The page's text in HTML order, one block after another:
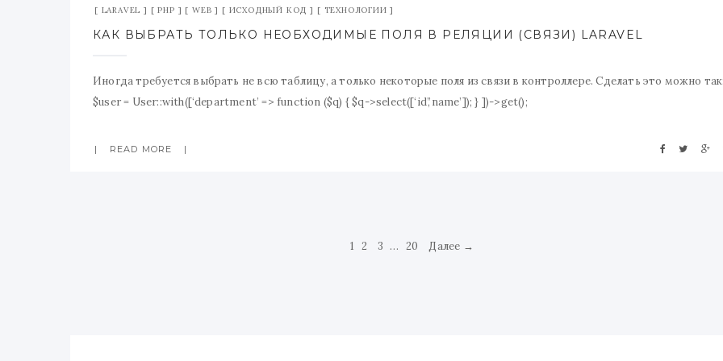
LARAVEL PHP WEB ИСХОДНЫЙ КОД ТЕХНОЛОГИИ
КАК ВЫБРАТЬ ТОЛЬКО НЕОБХОДИМЫЕ ПОЛЯ В РЕЛЯЦИИ (СВЯЗИ) LARAVEL
Иногда требуется выбрать не всю таблицу, а только некоторые поля из связи в контроллере. Сделать это можно
$user = User::with([‘department’ => function ($q) { $q->select([‘id’,’name’]); } ])->get();
READ MORE
1 2 3 … 20 Далее →